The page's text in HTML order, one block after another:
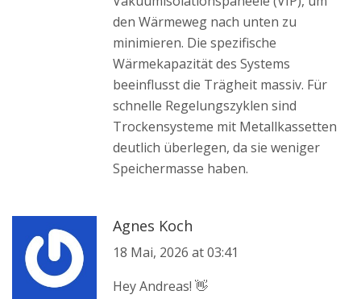
den Wärmeweg nach unten zu
minimieren. Die spezifische
Wärmekapazität des Systems
beeinflusst die Trägheit massiv. Für
schnelle Regelungszyklen sind
Trockensysteme mit Metallkassetten
deutlich überlegen, da sie weniger
Speichermasse haben.
Agnes Koch
18 Mai, 2026 at 03:41
Hey Andreas! 👋